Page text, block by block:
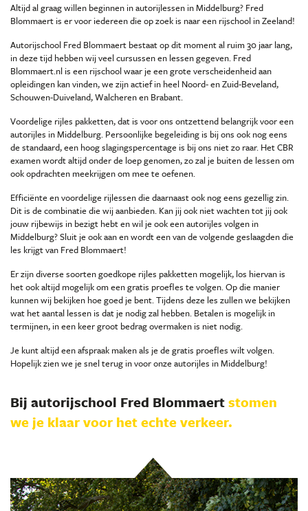
Altijd al graag willen beginnen in autorijlessen in Middelburg? Fred
Blommaert is er voor iedereen die op zoek is naar een rijschool in Zeeland!
Autorijschool Fred Blommaert bestaat op dit moment al ruim 30 jaar lang,
in deze tijd hebben wij veel cursussen en lessen gegeven. Fred
Blommaert.nl is een rijschool waar je een grote verscheidenheid aan
opleidingen kan vinden, we zijn actief in heel Noord- en Zuid-Beveland,
Schouwen-Duiveland, Walcheren en Brabant.
Voordelige rijles pakketten, dat is voor ons ontzettend belangrijk voor een
autorijles in Middelburg. Persoonlijke begeleiding is bij ons ook nog eens
de standaard, een hoog slagingspercentage is bij ons niet zo raar. Het CBR
examen wordt altijd onder de loep genomen, zo zal je buiten de lessen om
ook opdrachten meekrijgen om mee te oefenen.
Efficiënte en voordelige rijlessen die daarnaast ook nog eens gezellig zin.
Dit is de combinatie die wij aanbieden. Kan jij ook niet wachten tot jij ook
jouw rijbewijs in bezigt hebt en wil je ook een autorijles volgen in
Middelburg? Sluit je ook aan en wordt een van de volgende geslaagden die
les krijgt van Fred Blommaert!
Er zijn diverse soorten goedkope rijles pakketten mogelijk, los hiervan is
het ook altijd mogelijk om een gratis proefles te volgen. Op die manier
kunnen wij bekijken hoe goed je bent. Tijdens deze les zullen we bekijken
wat het aantal lessen is dat je nodig zal hebben. Betalen is mogelijk in
termijnen, in een keer groot bedrag overmaken is niet nodig.
Je kunt altijd een afspraak maken als je de gratis proefles wilt volgen.
Hopelijk zien we je snel terug in voor onze autorijles in Middelburg!
Bij autorijschool Fred Blommaertstomen
we je klaar voor het echte verkeer.